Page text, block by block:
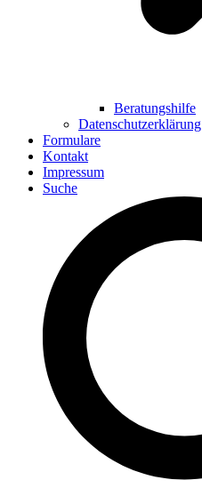
Beratungshilfe
Datenschutzerklärung
Formulare
Kontakt
Impressum
Suche